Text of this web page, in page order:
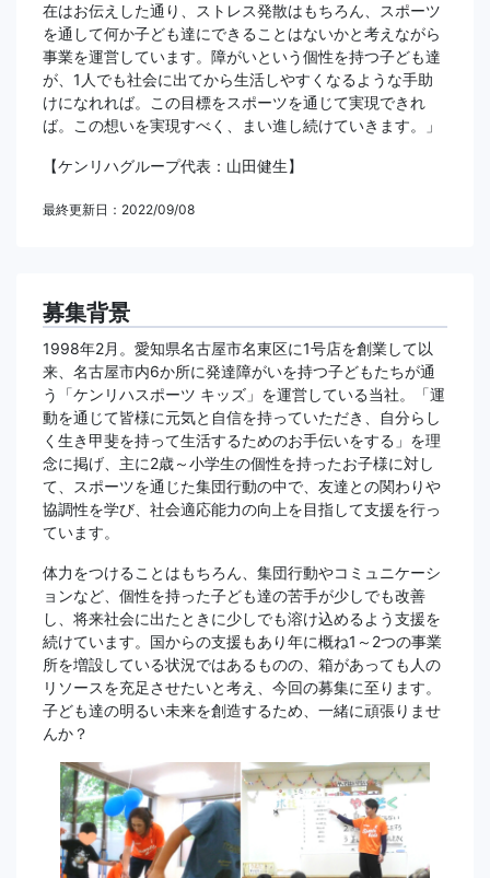
在はお伝えした通り、ストレス発散はもちろん、スポーツ
を通して何か子ども達にできることはないかと考えながら
事業を運営しています。障がいという個性を持つ子ども達
が、1人でも社会に出てから生活しやすくなるような手助
けになれれば。この目標をスポーツを通じて実現できれ
ば。この想いを実現すべく、まい進し続けていきます。」
【ケンリハグループ代表：山田健生】
最終更新日：2022/09/08
募集背景
1998年2月。愛知県名古屋市名東区に1号店を創業して以
来、名古屋市内6か所に発達障がいを持つ子どもたちが通
う「ケンリハスポーツ キッズ」を運営している当社。「運
動を通じて皆様に元気と自信を持っていただき、自分らし
く生き甲斐を持って生活するためのお手伝いをする」を理
念に掲げ、主に2歳～小学生の個性を持ったお子様に対し
て、スポーツを通じた集団行動の中で、友達との関わりや
協調性を学び、社会適応能力の向上を目指して支援を行っ
ています。
体力をつけることはもちろん、集団行動やコミュニケーシ
ョンなど、個性を持った子ども達の苦手が少しでも改善
し、将来社会に出たときに少しでも溶け込めるよう支援を
続けています。国からの支援もあり年に概ね1～2つの事業
所を増設している状況ではあるものの、箱があっても人の
リソースを充足させたいと考え、今回の募集に至ります。
子ども達の明るい未来を創造するため、一緒に頑張りませ
んか？